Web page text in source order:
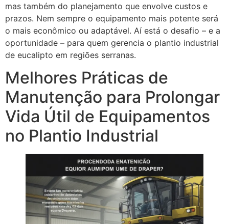
mas também do planejamento que envolve custos e
prazos. Nem sempre o equipamento mais potente será
o mais econômico ou adaptável. Aí está o desafio – e a
oportunidade – para quem gerencia o plantio industrial
de eucalipto em regiões serranas.
Melhores Práticas de
Manutenção para Prolongar
Vida Útil de Equipamentos
no Plantio Industrial